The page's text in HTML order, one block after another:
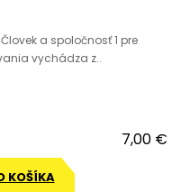
a spoločnosť 1 pre
vychádza z..
7,00 €
KOŠÍKA